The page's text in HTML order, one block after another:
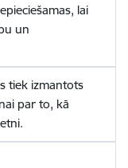
lai
un
tiek izmantots
par to, kā